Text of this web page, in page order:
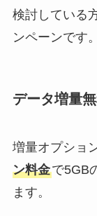
検討している
ンペーンです。
データ増量
増量オプショ
ン料金で5GB
ます。